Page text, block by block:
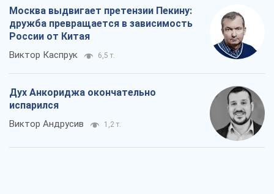
Москва выдвигает претензии Пекину:
дружба превращается в зависимость
России от Китая
Виктор Каспрук 6,5 т.
Дух Анкориджа окончательно
испарился
Виктор Андрусив 1,2 т.